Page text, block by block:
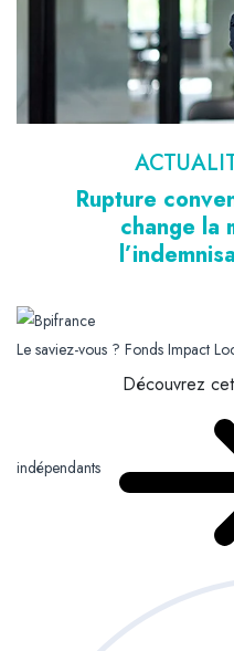
Rupture
change la
Le saviez-vous ? Fonds Impact
indépendants
Découvrez